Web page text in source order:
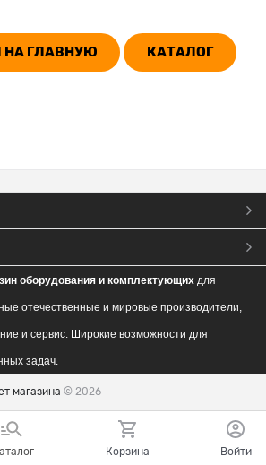
НА ГЛАВНУЮ КАТАЛОГ
оборудования и комплектующих для
отечественные и мировые производители,
и сервис. Широкие возможности для
задач.
магазина © 2026
Корзина Войти